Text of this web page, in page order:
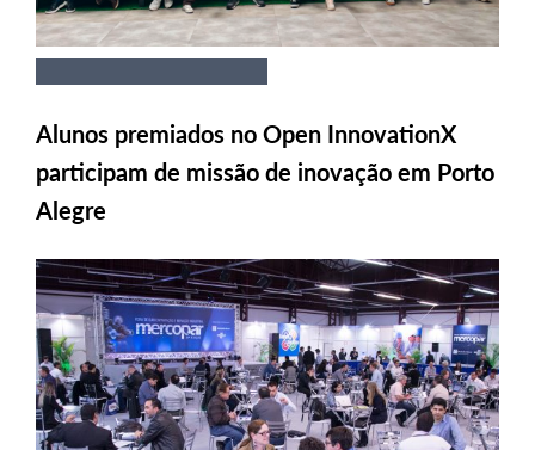
Alunos premiados no Open InnovationX
participam de missão de inovação em Porto
Alegre